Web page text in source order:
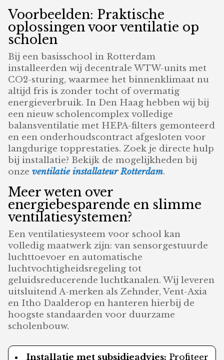
Voorbeelden: Praktische
oplossingen voor ventilatie op
scholen
Bij een basisschool in Rotterdam
installeerden wij decentrale WTW-units met
CO2-sturing, waarmee het binnenklimaat nu
altijd fris is zonder tocht of overmatig
energieverbruik. In Den Haag hebben wij bij
een nieuw scholencomplex volledige
balansventilatie met HEPA-filters gemonteerd
en een onderhoudscontract afgesloten voor
langdurige topprestaties. Zoek je directe hulp
bij installatie? Bekijk de mogelijkheden bij
onzeventilatie installateur Rotterdam.
Meer weten over
energiebesparende en slimme
ventilatiesystemen?
Een ventilatiesysteem voor school kan
volledig maatwerk zijn: van sensorgestuurde
luchttoevoer en automatische
luchtvochtigheidsregeling tot
geluidsreducerende luchtkanalen. Wij leveren
uitsluitend A-merken als Zehnder, Vent-Axia
en Itho Daalderop en hanteren hierbij de
hoogste standaarden voor duurzame
scholenbouw.
Installatie met subsidieadvies: Profiteer